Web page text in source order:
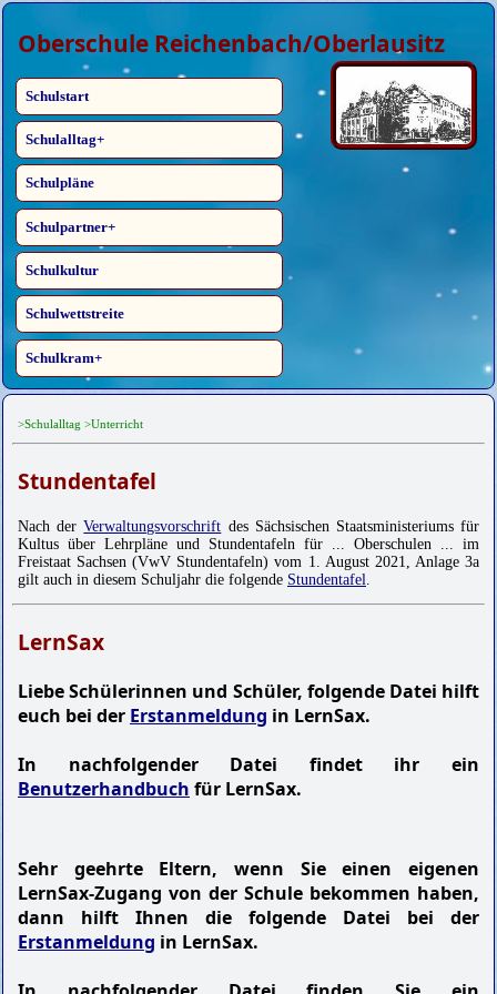
Oberschule Reichenbach/Oberlausitz
Schulstart
Schulalltag
Schulpläne
Schulpartner
Schulkultur
Schulwettstreite
Schulkram
>Schulalltag >Unterricht
Stundentafel
Nach derVerwaltungsvorschrift des Sächsischen Staatsministeriums für
Kultus über Lehrpläne und Stundentafeln für ... Oberschulen ... im
Freistaat Sachsen (VwV Stundentafeln) vom 1. August 2021, Anlage 3a
gilt auch in diesem Schuljahr die folgende Stundentafel
LernSax
Liebe Schülerinnen und Schüler, folgende Datei hilft
euch bei der Erstanmeldung in LernSax.
In nachfolgender Datei findet ihr ein
Benutzerhandbuch für LernSax.
Sehr geehrte Eltern, wenn Sie einen eigenen
LernSax-Zugang von der Schule bekommen haben,
dann hilft Ihnen die folgende Datei bei der
Erstanmeldung in LernSax.